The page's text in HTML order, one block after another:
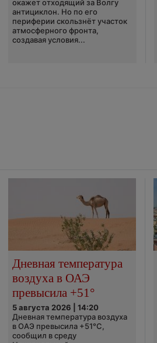
окажет отходящий за Волгу
антициклон. Но по его
периферии скользнёт участок
атмосферного фронта,
создавая условия...
Дневная температура
воздуха в ОАЭ
превысила +51°
5 августа 2026 | 14:20
Дневная температура воздуха
в ОАЭ превысила +51°C,
сообщил в среду